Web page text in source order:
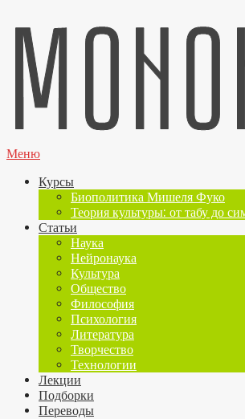
Меню
Курсы
Биополитика Мишеля Фуко
Теория культуры: от табу до
Статьи
Наука
Нейронаука
Культура
Общество
Философия
Психология
Литература
Творчество
Технологии
Лекции
Подборки
Переводы